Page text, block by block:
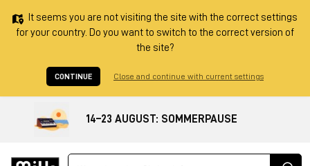
It seems you are not visiting the site with the correct settings
for your country. Do you want to switch to the correct version of
the site?
CONTINUE Close and continue with current settings
14–23 AUGUST: SOMMERPAUSE
Ricerca